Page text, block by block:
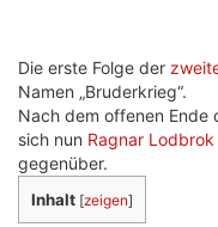
Die erste Folge der
Namen „Bruderkrieg“.
Nach dem offenen Ende
sich nun Ragnar Lodbrok
gegenüber.
Inhalt [zeigen]